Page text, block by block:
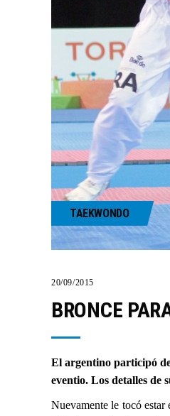
TAEKWONDO
20/09/2015
BRONCE
El argentino participó
eventio. Los detalles de
Nuevamente le tocó